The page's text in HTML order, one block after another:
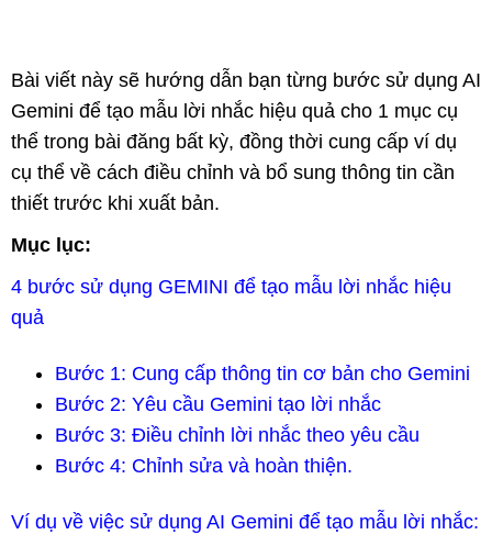
Bài viết này sẽ hướng dẫn bạn từng bước sử dụng AI
Gemini để tạo mẫu lời nhắc hiệu quả cho 1 mục cụ
thể trong bài đăng bất kỳ, đồng thời cung cấp ví dụ
cụ thể về cách điều chỉnh và bổ sung thông tin cần
thiết trước khi xuất bản.
Mục lục:
4 bước sử dụng GEMINI để tạo mẫu lời nhắc hiệu
quả
Bước 1: Cung cấp thông tin cơ bản cho Gemini
Bước 2: Yêu cầu Gemini tạo lời nhắc
Bước 3: Điều chỉnh lời nhắc theo yêu cầu
Bước 4: Chỉnh sửa và hoàn thiện.
Ví dụ về việc sử dụng AI Gemini để tạo mẫu lời nhắc: